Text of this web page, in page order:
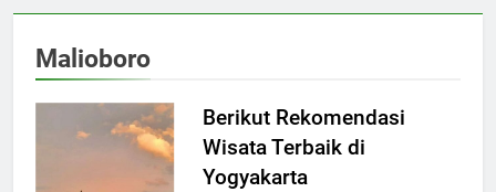
Malioboro
Berikut Rekomendasi
Wisata Terbaik di
Yogyakarta